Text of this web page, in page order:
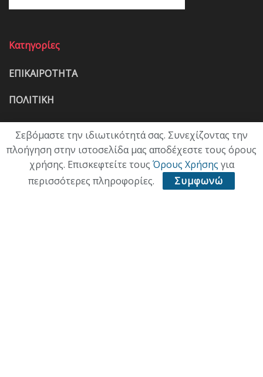
Κατηγορίες
ΕΠΙΚΑΙΡΟΤΗΤΑ
ΠΟΛΙΤΙΚΗ
ΟΙΚΟΝΟΜΙΑ
ΠΟΛΙΤΙΣΜΟΣ
ΥΓΕΙΑ
Σεβόμαστε την ιδιωτικότητά σας. Συνεχίζοντας την
πλοήγηση στην ιστοσελίδα μας αποδέχεστε τους όρους
χρήσης. Επισκεφτείτε τους Όρους Χρήσης για
περισσότερες πληροφορίες.
Συμφωνώ